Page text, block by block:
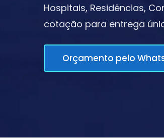
Hospitais, Residências,
cotação para entrega
Orçamento pelo